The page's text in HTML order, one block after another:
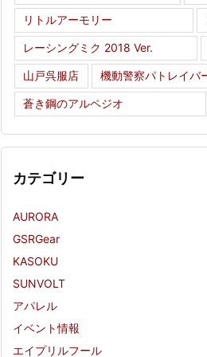
リトルアーモリー
レーシングミク 2018 Ver.
山戸呉服店 機動警察パトレイバ
蒼き鋼のアルペジオ
カテゴリー
AURORA
GSRGear
KASOKU
SUNVOLT
アパレル
イベント情報
エイプリルフール